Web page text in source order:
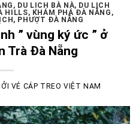
, DU LỊCH BÀ NÀ, DU LỊCH
HILLS, KHÁM PHÁ ĐÀ NẴNG ,
, PHƯỢT ĐÀ NẴNG
” vùng ký ức ” ở
Trà Đà Nẵng
VÉ CÁP TREO VIỆT NAM